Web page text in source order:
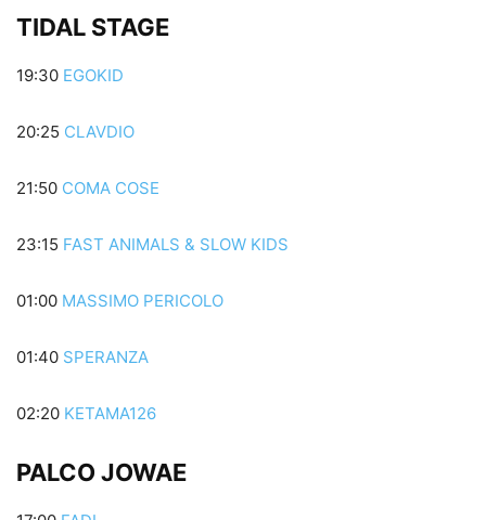
TIDAL STAGE
19:30 EGOKID
20:25 CLAVDIO
21:50 COMA COSE
23:15 FAST ANIMALS & SLOW KIDS
01:00 MASSIMO PERICOLO
01:40 SPERANZA
02:20 KETAMA126
PALCO JOWAE